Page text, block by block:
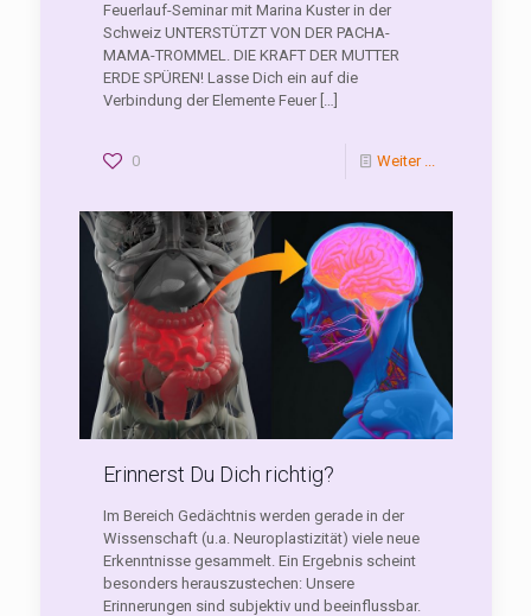
Feuerlauf-Seminar mit Marina Kuster in der
Schweiz UNTERSTÜTZT VON DER PACHA-
MAMA-TROMMEL. DIE KRAFT DER MUTTER
ERDE SPÜREN! Lasse Dich ein auf die
Verbindung der Elemente Feuer[…]
0 Weiter ...
Erinnerst Du Dich richtig?
Im Bereich Gedächtnis werden gerade in der
Wissenschaft (u.a. Neuroplastizität) viele neue
Erkenntnisse gesammelt. Ein Ergebnis scheint
besonders herauszustechen: Unsere
Erinnerungen sind subjektiv und beeinflussbar.